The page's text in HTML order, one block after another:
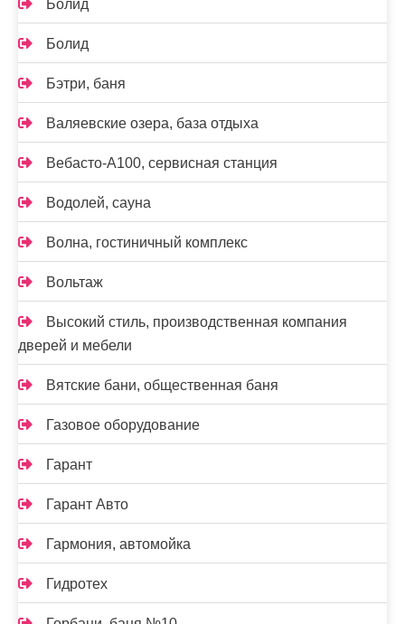
Болид
Болид
Бэтри, баня
Валяевские озера, база отдыха
Вебасто-А100, сервисная станция
Водолей, сауна
Волна, гостиничный комплекс
Вольтаж
Высокий стиль, производственная компания
дверей и мебели
Вятские бани, общественная баня
Газовое оборудование
Гарант
Гарант Авто
Гармония, автомойка
Гидротех